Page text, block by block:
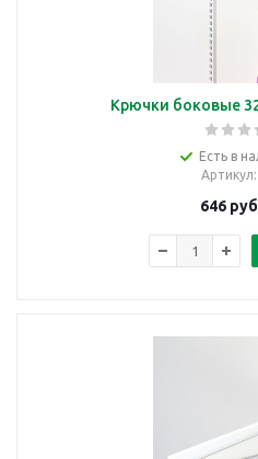
Крючки боковые
Есть в
Артикул
646